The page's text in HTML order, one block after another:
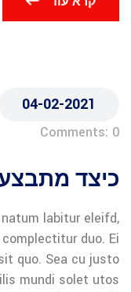
04-02-2021
Comments: 0
כיצד
labitur eleifd,
duo. Ei
quo. Sea cu justo
mundi solet utos